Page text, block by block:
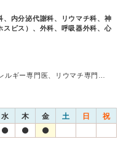
、内分泌代謝科、リウマチ科、神
スピス）、外科、呼吸器外科、心
ルギー専門医、リウマチ専門…
水 木 金 土 日 祝